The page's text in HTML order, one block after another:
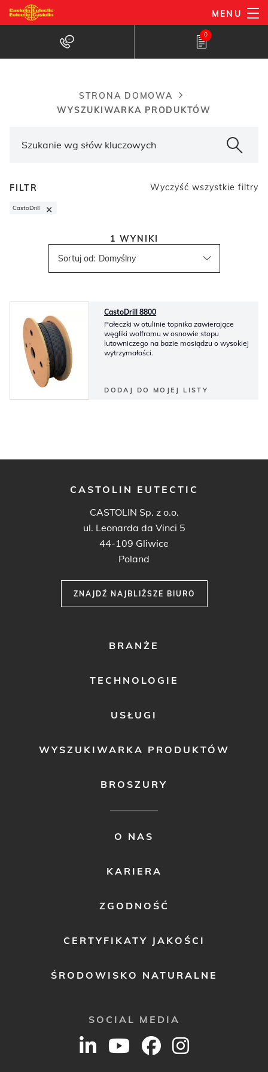
Przejdź
do
MENU
Wyszukiwarka produktów
0
Breadcrumb
STRONA DOMOWA
WYSZUKIWARKA PRODUKTÓW
FILTR Wyczyść wszystkie filtry
CastoDrill ×
Sortuj od:
1 WYNIKI
CastoDrill 8800
Pałeczki w otulinie topnika zawierające
węgliki wolframu w osnowie stopu
lutowniczego na bazie mosiądzu o wysokiej
wytrzymałości.
DODAJ DO MOJEJ LISTY
CASTOLIN EUTECTIC
CASTOLIN Sp. z o.o.
ul. Leonarda da Vinci 5
44-109 Gliwice
Poland
ZNAJDŹ NAJBLIŻSZE BIURO
BRANŻE
TECHNOLOGIE
USŁUGI
WYSZUKIWARKA PRODUKTÓW
BROSZURY
O NAS
KARIERA
ZGODNOŚĆ
CERTYFIKATY JAKOŚCI
ŚRODOWISKO NATURALNE
SOCIAL MEDIA